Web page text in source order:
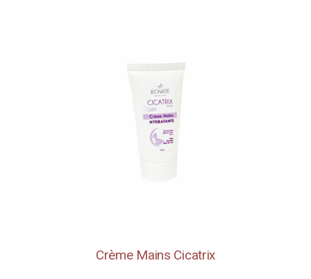
Crème Mains Cicatrix